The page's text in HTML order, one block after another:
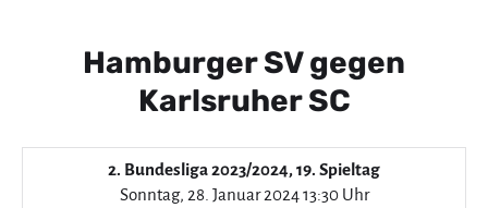
Hamburger SV gegen
Karlsruher SC
2. Bundesliga 2023/2024, 19. Spieltag
Sonntag, 28. Januar 2024 13:30 Uhr